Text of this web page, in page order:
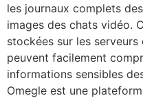
les journaux complets
images des chats vidéo.
stockées sur les
peuvent facilement
informations sensibles
Omegle est une